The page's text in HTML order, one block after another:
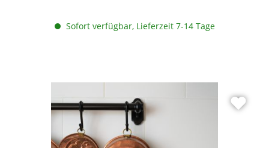
Sofort verfügbar, Lieferzeit 7-14 Tage